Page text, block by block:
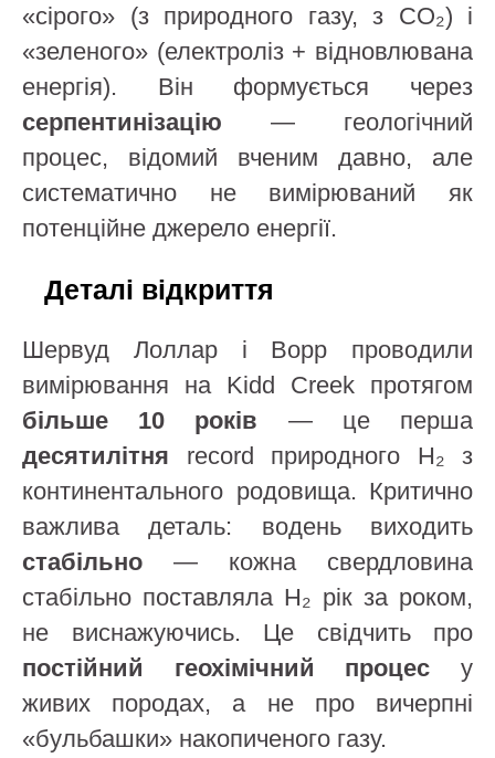
«сірого» (з природного газу, з CO₂) і
«зеленого» (електроліз + відновлювана
енергія). Він формується через
серпентинізацію — геологічний
процес, відомий вченим давно, але
систематично не вимірюваний як
потенційне джерело енергії.
Деталі відкриття
Шервуд Лоллар і Ворр проводили
вимірювання на Kidd Creek протягом
більше 10 років — це перша
десятилітня record природного H₂ з
континентального родовища. Критично
важлива деталь: водень виходить
стабільно — кожна свердловина
стабільно поставляла H₂ рік за роком,
не виснажуючись. Це свідчить про
постійний геохімічний процес у
живих породах, а не про вичерпні
«бульбашки» накопиченого газу.